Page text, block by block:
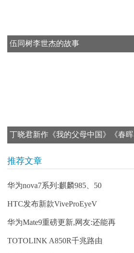
伍同树李世杰的故事
丁晓君新作《我的父母中国》《春晖
推荐文章
华为nova7系列:麒麟985、50
HTC发布新款ViveProEyeV
华为Mate9重磅更新,网友:还能再
TOTOLINK A850R千兆路由